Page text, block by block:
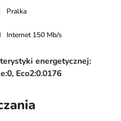
Pralka
Internet 150 Mb/s
energetycznej:
Eco2:0.0176